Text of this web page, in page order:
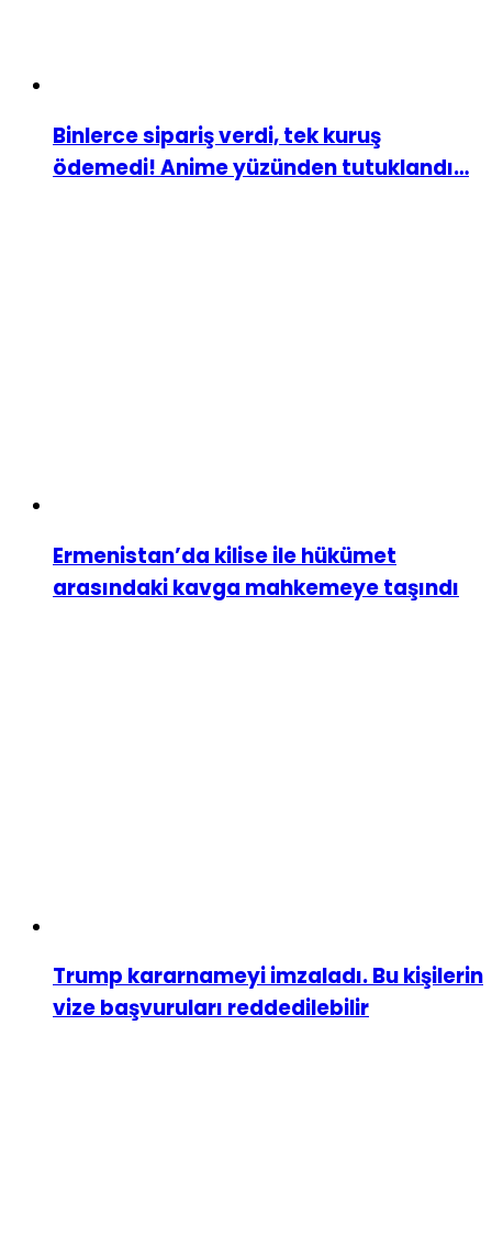
Binlerce sipariş verdi, tek kuruş
ödemedi! Anime yüzünden tutuklandı…
Ermenistan’da kilise ile hükümet
arasındaki kavga mahkemeye taşındı
Trump kararnameyi imzaladı. Bu kişilerin
vize başvuruları reddedilebilir